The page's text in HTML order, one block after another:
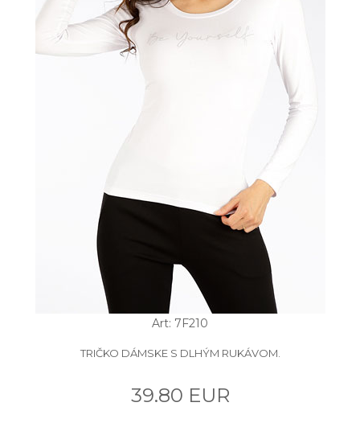
Art: 7F210
TRIČKO DÁMSKE S DLHÝM RUKÁVOM.
39.80 EUR